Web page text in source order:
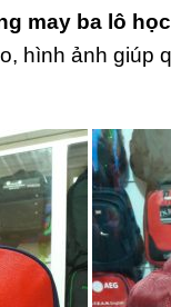
may ba lô
hình ảnh giúp